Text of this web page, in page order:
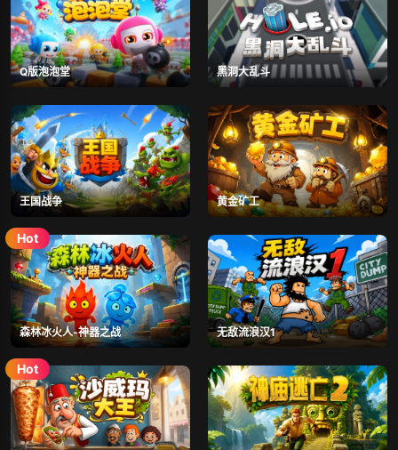
Q版泡泡堂 黑洞大乱斗
王国战争 黄金矿工
森林冰火人-神器之战 无敌流浪汉1